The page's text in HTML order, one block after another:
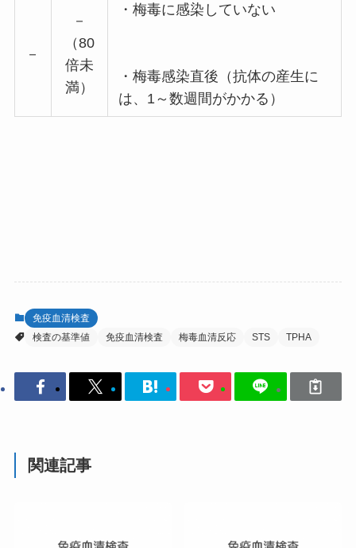
－
－
（80
倍未
満）
・梅毒に感染していない
・梅毒感染直後（抗体の産生に
は、1～数週間がかかる）
免疫血清検査
検査の基準値
免疫血清検査 梅毒血清反応 STS TPHA
関連記事